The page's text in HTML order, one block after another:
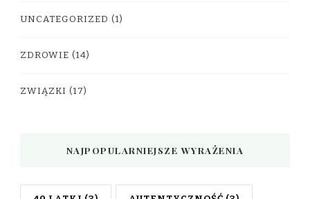
UNCATEGORIZED (1)
ZDROWIE (14)
ZWIĄZKI (17)
NAJPOPULARNIEJSZE WYRAŻENIA